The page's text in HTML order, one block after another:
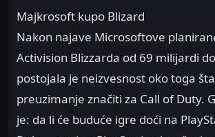
Majkrosoft kupo Blizard
Nakon najave Microsoftove
Activision Blizzarda od 69 milijardi
postojala je neizvesnost oko toga
preuzimanje značiti za Call of Duty.
je: da li će buduće igre doći na